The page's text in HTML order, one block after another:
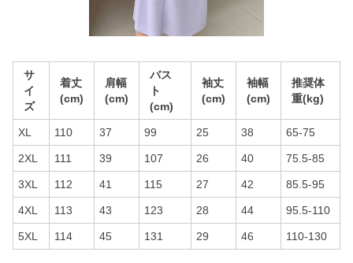
サ
イ
ズ
着丈
(cm)
肩幅
(cm)
バス
ト
(cm)
袖丈
(cm)
袖幅
(cm)
推奨体
重(kg)
XL 110 37 99 25 38 65-75
2XL 111 39 107 26 40 75.5-85
3XL 112 41 115 27 42 85.5-95
4XL 113 43 123 28 44 95.5-110
5XL 114 45 131 29 46 110-130